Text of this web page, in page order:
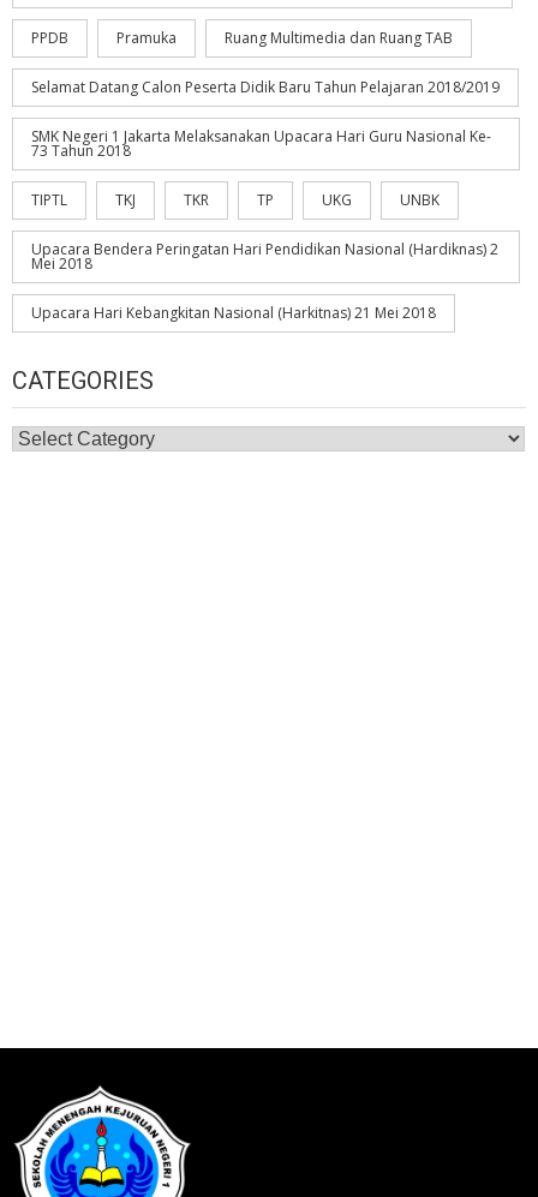
PPDB Pramuka Ruang Multimedia dan Ruang TAB
Selamat Datang Calon Peserta Didik Baru Tahun Pelajaran 2018/2019
SMK Negeri 1 Jakarta Melaksanakan Upacara Hari Guru Nasional Ke-
73 Tahun 2018
TIPTL TKJ TKR TP UKG UNBK
Upacara Bendera Peringatan Hari Pendidikan Nasional (Hardiknas) 2
Mei 2018
Upacara Hari Kebangkitan Nasional (Harkitnas) 21 Mei 2018
CATEGORIES
Categories